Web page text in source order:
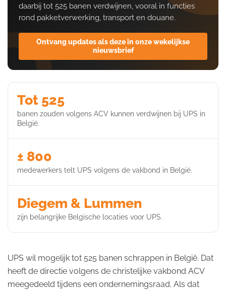
daarbij tot 525 banen verdwijnen, vooral in functies
rond pakketverwerking, transport en douane.
Ontvang updates als deze in onze wekelijkse
nieuwsbrief
Tot 525
banen zouden volgens ACV kunnen verdwijnen bij UPS in
België.
± 800
medewerkers telt UPS volgens de vakbond in België.
Diegem & Lummen
zijn belangrijke Belgische locaties voor UPS.
UPS wil mogelijk tot 525 banen schrappen in België. Dat
heeft de directie volgens de christelijke vakbond ACV
meegedeeld tijdens een ondernemingsraad. Als dat